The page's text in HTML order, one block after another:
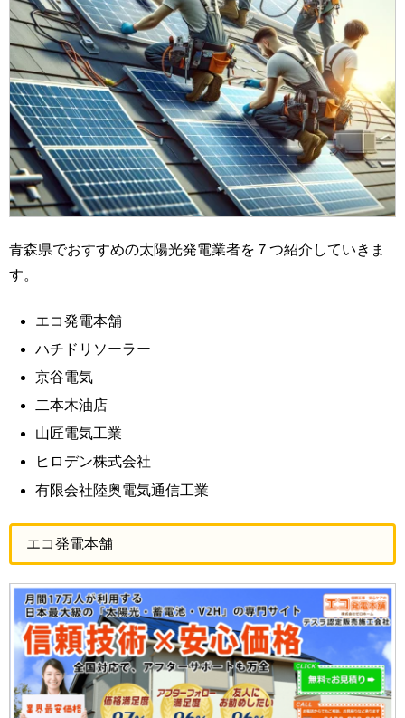
青森県でおすすめの太陽光発電業者を７つ紹介していきま
す。
エコ発電本舗
ハチドリソーラー
京谷電気
二本木油店
山匠電気工業
ヒロデン株式会社
有限会社陸奥電気通信工業
エコ発電本舗